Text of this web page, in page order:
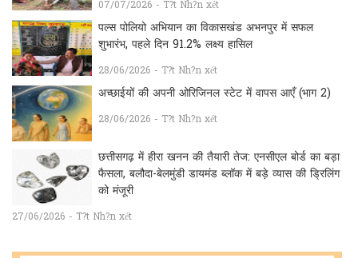
07/07/2026 - T?t Nh?n xét
पल्स पोलियो अभियान का विकासखंड अभनपुर में सफल
शुभारंभ, पहले दिन 91.2% लक्ष्य हासिल
28/06/2026 - T?t Nh?n xét
अच्छाईयों की अपनी ओरिजिनल स्टेट में वापस आएँ (भाग 2)
28/06/2026 - T?t Nh?n xét
छत्तीसगढ़ में हीरा खनन की तैयारी तेज: एनसीएल बोर्ड का बड़ा
फैसला, बलौदा-बेलमुंडी डायमंड ब्लॉक में बड़े व्यास की ड्रिलिंग
को मंजूरी
27/06/2026 - T?t Nh?n xét